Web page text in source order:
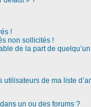
!
non sollicités !
de la part de
de ma liste
un ou des forums ?